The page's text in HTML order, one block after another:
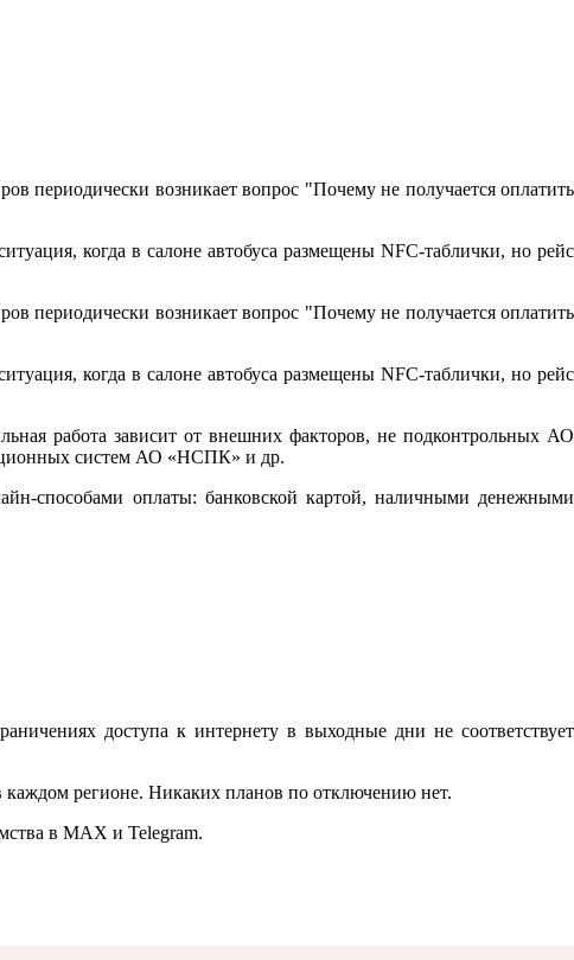
периодически возникает вопрос "Почему не получается оплатить
когда в салоне автобуса размещены NFC-таблички, но рейс
периодически возникает вопрос "Почему не получается оплатить
когда в салоне автобуса размещены NFC-таблички, но рейс
работа зависит от внешних факторов, не подконтрольных АО
систем АО «НСПК» и др.
способами оплаты: банковской картой, наличными денежными
доступа к интернету в выходные дни не соответствует
регионе. Никаких планов по отключению нет.
в MAX и Telegram.